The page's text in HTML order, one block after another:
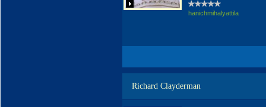
hanichmihalyattila
Richard Clayderman